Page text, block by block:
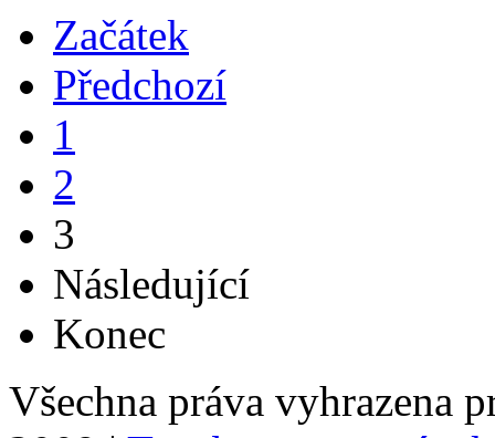
Začátek
Předchozí
1
2
3
Následující
Konec
Všechna práva vyhrazena